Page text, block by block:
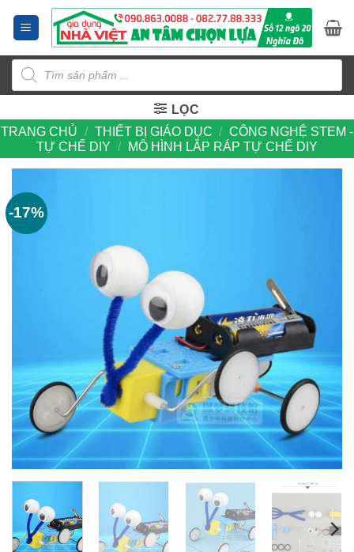
dung
Tìm
kiếm
sản
phẩm
LỌC
TRANG CHỦ / THIẾT BỊ GIÁO DỤC / CÔNG NGHỆ STEM -
TỰ CHẾ DIY / MÔ HÌNH LẮP RÁP TỰ CHẾ DIY
-17%